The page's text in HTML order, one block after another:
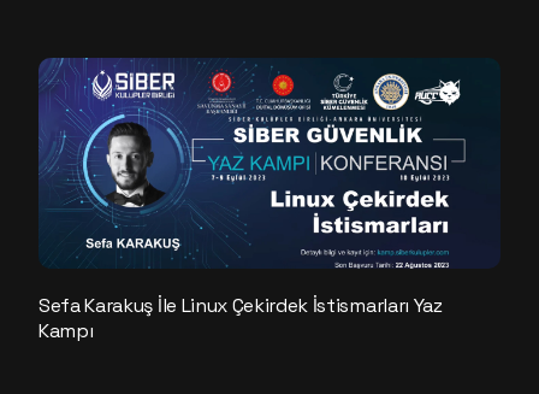
Sefa Karakuş İle Linux Çekirdek İstismarları Yaz
Kampı